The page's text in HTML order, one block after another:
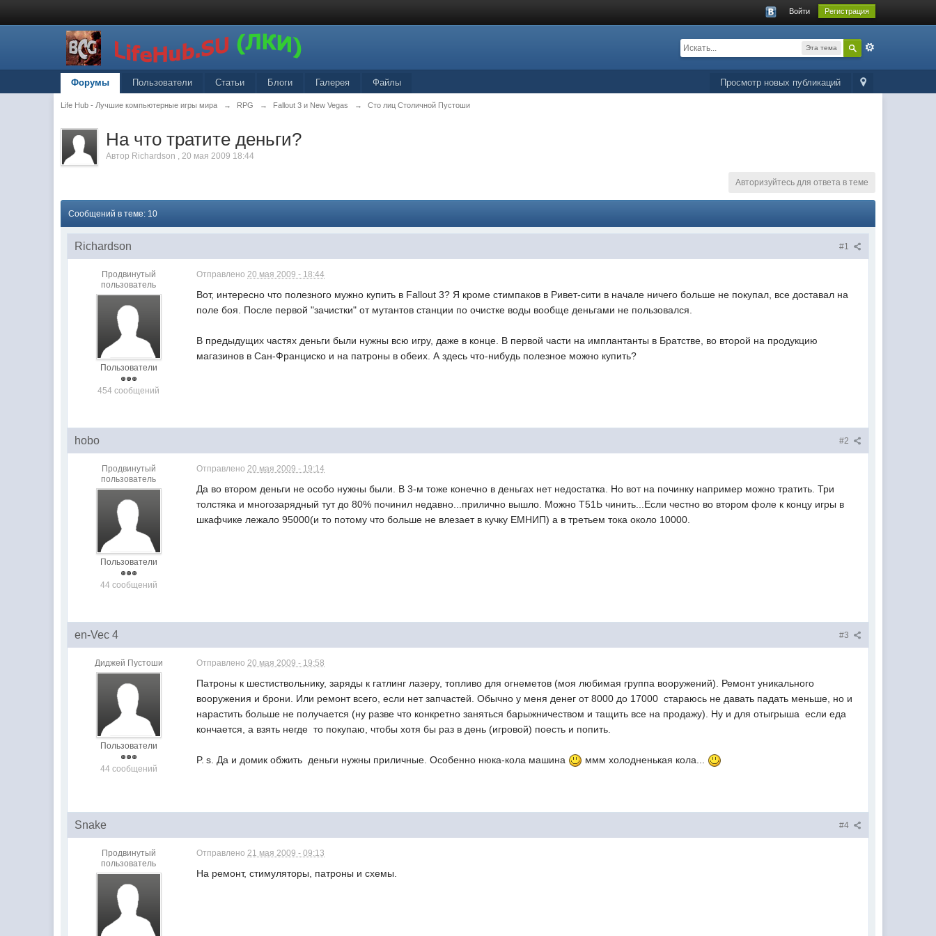
Войти Регистрация
Эта тема
Просмотр новых публикаций
Форумы Пользователи Статьи Блоги Галерея Файлы
Life Hub - Лучшие компьютерные игры мира → RPG → Fallout 3 и New Vegas → Сто лиц Столичной Пустоши
На что тратите деньги?
Автор Richardson ,20 мая 2009 18:44
Авторизуйтесь для ответа в теме
Сообщений в теме: 10
#1
Richardson
Продвинутый
пользователь
Пользователи
454 сообщений
Отправлено20 мая 2009 - 18:44
Вот, интересно что полезного мужно купить в Fallout 3? Я кроме стимпаков в Ривет-сити в начале ничего больше не покупал, все доставал на
поле боя. После первой "зачистки" от мутантов станции по очистке воды вообще деньгами не пользовался.
В предыдущих частях деньги были нужны всю игру, даже в конце. В первой части на имплантанты в Братстве, во второй на продукцию
магазинов в Сан-Франциско и на патроны в обеих. А здесь что-нибудь полезное можно купить?
#2
hobo
Продвинутый
пользователь
Пользователи
44 сообщений
Отправлено20 мая 2009 - 19:14
Да во втором деньги не особо нужны были. В 3-м тоже конечно в деньгах нет недостатка. Но вот на починку например можно тратить. Три
толстяка и многозарядный тут до 80% починил недавно...прилично вышло. Можно Т51Ь чинить...Если честно во втором фоле к концу игры в
шкафчике лежало 95000(и то потому что больше не влезает в кучку ЕМНИП) а в третьем тока около 10000.
#3
en-Vec 4
Диджей Пустоши
Пользователи
44 сообщений
Отправлено20 мая 2009 - 19:58
Патроны к шестиствольнику, заряды к гатлинг лазеру, топливо для огнеметов (моя любимая группа вооружений). Ремонт уникального
вооружения и брони. Или ремонт всего, если нет запчастей. Обычно у меня денег от 8000 до 17000  стараюсь не давать падать меньше, но и
нарастить больше не получается (ну разве что конкретно заняться барыжничеством и тащить все на продажу). Ну и для отыгрыша  если еда
кончается, а взять негде  то покупаю, чтобы хотя бы раз в день (игровой) поесть и попить.
P. s. Да и домик обжить  деньги нужны приличные. Особенно нюка-кола машина ммм холодненькая кола...
#4
Snake
Продвинутый
пользователь
Отправлено21 мая 2009 - 09:13
На ремонт, стимуляторы, патроны и схемы.